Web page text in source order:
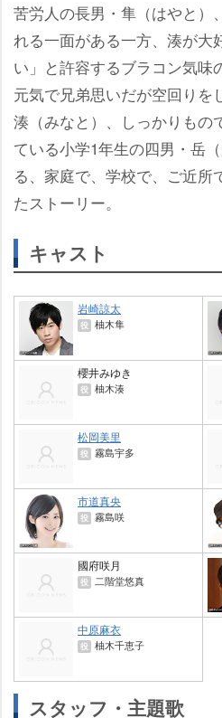
苦労人の長男・隼（はやと）
れる一面がある一方、湊が大
い」と許容するブラコン気味
元気で兄弟思いだが空回りを
湊（みなと）、しっかりもの
ている小学1年生の四男・岳
る、家庭で、学校で、ご近所
たストーリー。
キャスト
崎諒太
役 柚木隼
櫻井みゆき
役 柚木湊
松岡美里
役 霧島宇多
市道真央
役 霧島咲
國府咲月
役 二階堂悠真
中原麻衣
役 柚木千恵子
スタッフ・主題歌